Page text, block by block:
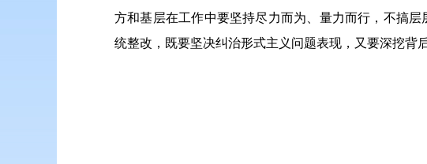
方和基层在工作中要坚持尽力而为、量力而行，不搞
统整改，既要坚决纠治形式主义问题表现，又要深挖背